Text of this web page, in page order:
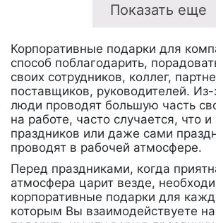
Показать еще
Корпоративные подарки для
способ поблагодарить,
своих сотрудников, коллег,
поставщиков, руководителей. Из-
люди проводят большую часть
на работе, часто случается, что и
праздников или даже сами
проводят в рабочей атмосфере.
Перед праздниками, когда
атмосфера царит везде,
корпоративные подарки для
которым Вы взаимодействуете